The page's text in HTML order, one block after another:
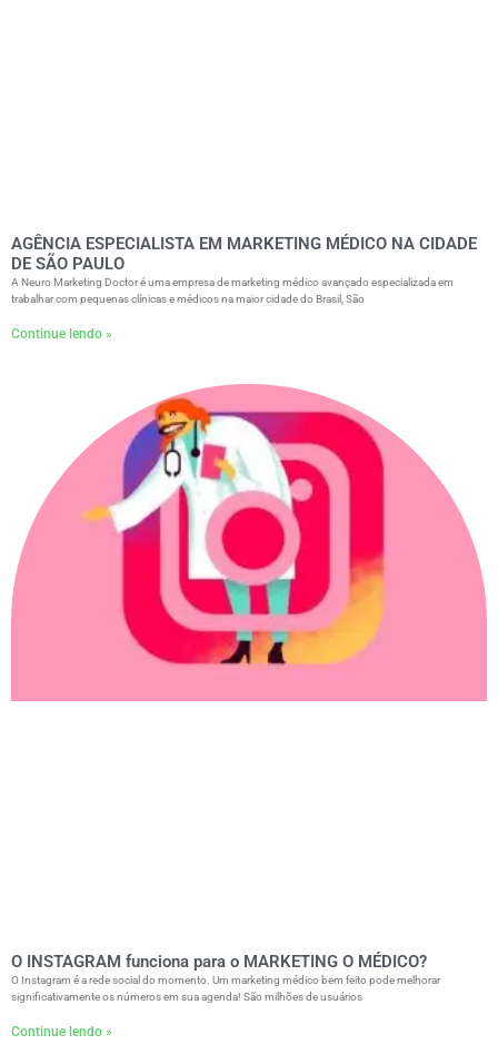
AGÊNCIA ESPECIALISTA EM MARKETING MÉDICO NA CIDADE
DE SÃO PAULO
A Neuro Marketing Doctor é uma empresa de marketing médico avançado especializada em
trabalhar com pequenas clínicas e médicos na maior cidade do Brasil, São
Continue lendo »
O INSTAGRAM funciona para o MARKETING O MÉDICO?
O Instagram é a rede social do momento. Um marketing médico bem feito pode melhorar
significativamente os números em sua agenda! São milhões de usuários
Continue lendo »